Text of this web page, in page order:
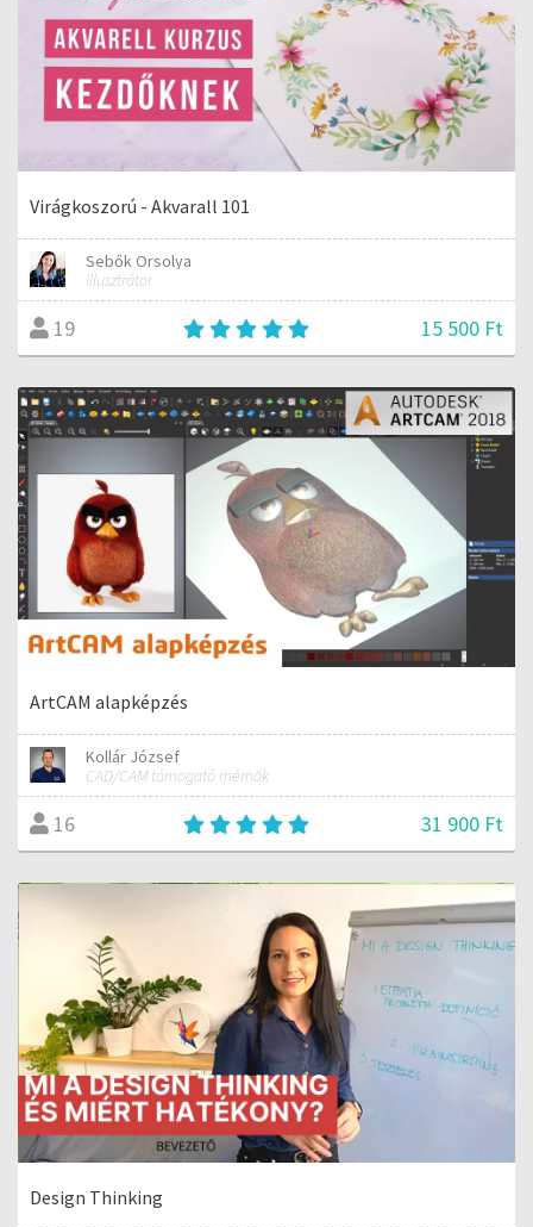
Virágkoszorú - Akvarall 101
Sebők Orsolya
illusztrátor
19 15 500 Ft
ArtCAM alapképzés
Kollár József
CAD/CAM támogató mérnök
16 31 900 Ft
Design Thinking